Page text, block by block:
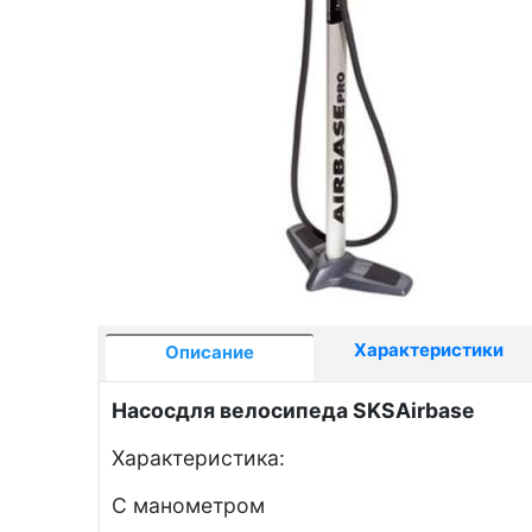
Описание Характеристики
Насосдля велосипедаSKSAirbase
Характеристика:
С манометром